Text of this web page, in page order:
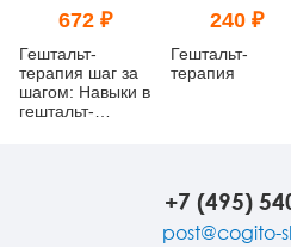
672 ₽
Гештальт-
терапия шаг за
шагом: Навыки в
гештальт-
240 ₽
Гештальт-
терапия
+7 (495)
post@cogito-